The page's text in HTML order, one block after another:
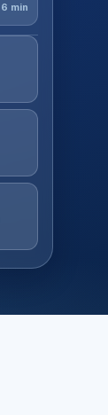
6 min